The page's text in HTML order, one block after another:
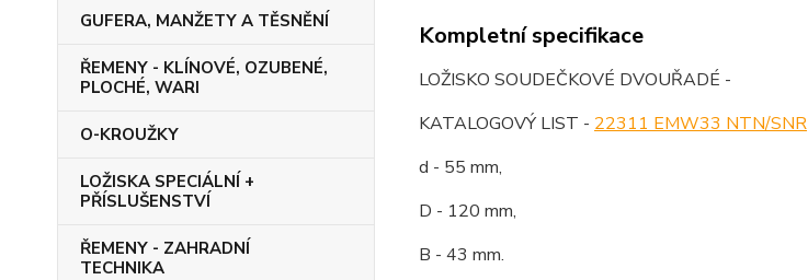
GUFERA, MANŽETY A TĚSNĚNÍ
ŘEMENY - KLÍNOVÉ, OZUBENÉ,
PLOCHÉ, WARI
O-KROUŽKY
LOŽISKA SPECIÁLNÍ +
PŘÍSLUŠENSTVÍ
ŘEMENY - ZAHRADNÍ
TECHNIKA
Kompletní specifikace
LOŽISKO SOUDEČKOVÉ DVOUŘADÉ -
KATALOGOVÝ LIST - 22311 EMW33 NTN/SNR
d - 55 mm,
D - 120 mm,
B - 43 mm.